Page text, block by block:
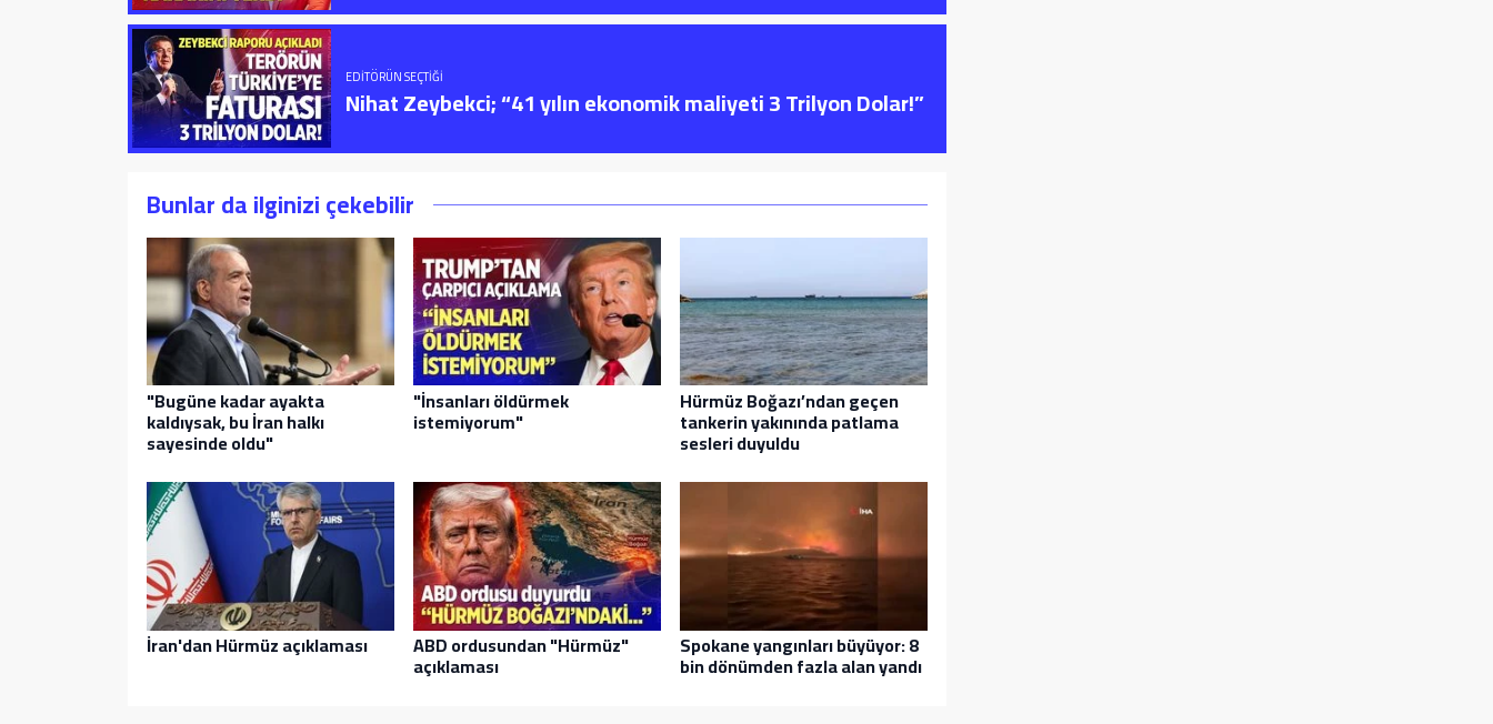
EDITÖRÜN SEÇTIĞI
Nihat Zeybekci; “41 yılın ekonomik maliyeti 3 Trilyon Dolar!”
Bunlar da ilginizi çekebilir
"Bugüne kadar ayakta
kaldıysak, bu İran halkı
sayesinde oldu"
"İnsanları öldürmek
istemiyorum"
Hürmüz Boğazı’ndan geçen
tankerin yakınında patlama
sesleri duyuldu
İran'dan Hürmüz açıklaması ABD ordusundan "Hürmüz"
açıklaması
Spokane yangınları büyüyor: 8
bin dönümden fazla alan yandı